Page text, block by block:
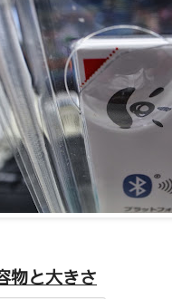
物と大きさ